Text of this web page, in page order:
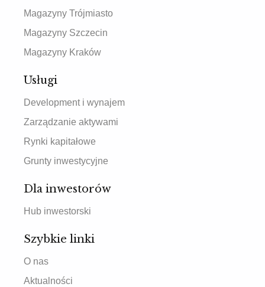
Magazyny Trójmiasto
Magazyny Szczecin
Magazyny Kraków
Usługi
Development i wynajem
Zarządzanie aktywami
Rynki kapitałowe
Grunty inwestycyjne
Dla inwestorów
Hub inwestorski
Szybkie linki
O nas
Aktualności